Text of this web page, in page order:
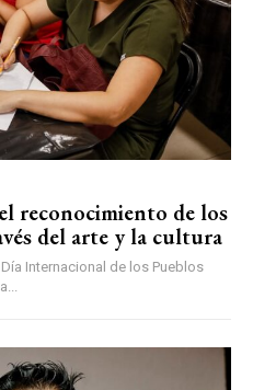
reconocimiento de los
del arte y la cultura
Internacional de los Pueblos